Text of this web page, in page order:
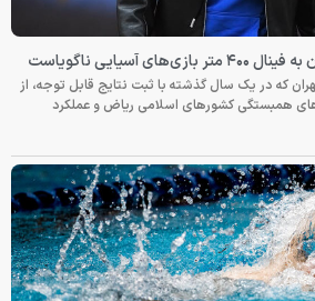
ناگویاست
که در یک سال گذشته با ثبت نتایج قابل توجه، از
همبستگی کشورهای اسلامی ریاض و عملکرد